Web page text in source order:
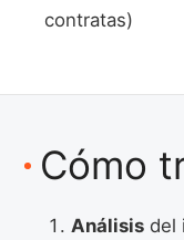
contratas)
Cómo
Análisis del